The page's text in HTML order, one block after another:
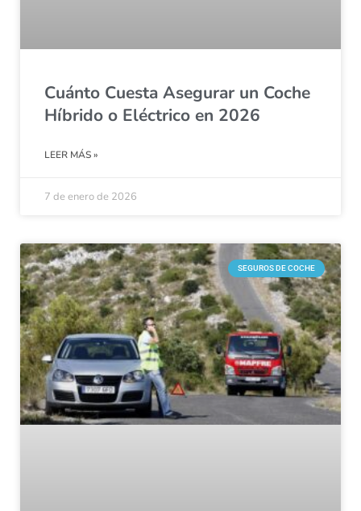
Cuánto Cuesta Asegurar un Coche
Híbrido o Eléctrico en 2026
LEER MÁS »
7 de enero de 2026
SEGUROS DE COCHE